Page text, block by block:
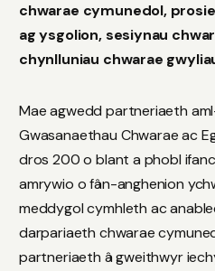
chwarae cymunedol,
ag ysgolion, sesiynau
chynlluniau chwarae
Mae agwedd partneriaeth
Gwasanaethau Chwarae ac
dros 200 o blant a phobl
amrywio o fân-anghenion
meddygol cymhleth ac
darpariaeth chwarae
partneriaeth â gweithwyr